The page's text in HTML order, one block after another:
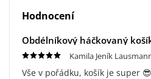
Hodnocení
Kamila Jeník
Vše v pořádku, košík je super 😎